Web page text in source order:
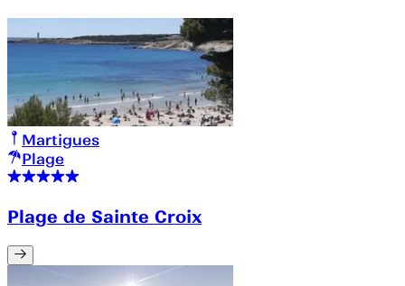
Martigues
Plage
Plage de Sainte Croix